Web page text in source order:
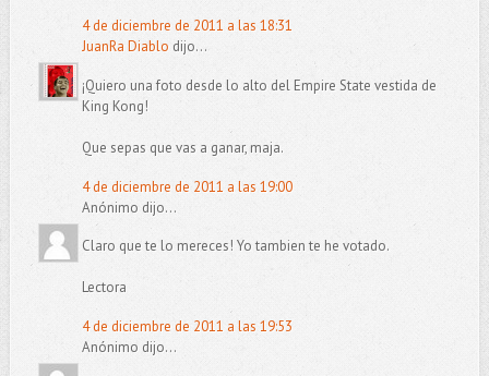
4 de diciembre de 2011 a las 18:31
JuanRa Diablo dijo...
¡Quiero una foto desde lo alto del Empire State vestida de
King Kong!
Que sepas que vas a ganar, maja.
4 de diciembre de 2011 a las 19:00
Anónimo dijo...
Claro que te lo mereces! Yo tambien te he votado.
Lectora
4 de diciembre de 2011 a las 19:53
Anónimo dijo...